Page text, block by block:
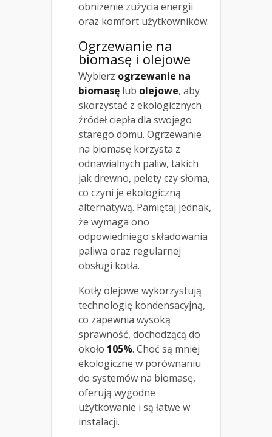
obniżenie zużycia energii
oraz komfort użytkowników.
Ogrzewanie na
biomasę i olejowe
Wybierz ogrzewanie na
biomasę lub olejowe, aby
skorzystać z ekologicznych
źródeł ciepła dla swojego
starego domu. Ogrzewanie
na biomasę korzysta z
odnawialnych paliw, takich
jak drewno, pelety czy słoma,
co czyni je ekologiczną
alternatywą. Pamiętaj jednak,
że wymaga ono
odpowiedniego składowania
paliwa oraz regularnej
obsługi kotła.
Kotły olejowe wykorzystują
technologię kondensacyjną,
co zapewnia wysoką
sprawność, dochodzącą do
około 105%. Choć są mniej
ekologiczne w porównaniu
do systemów na biomasę,
oferują wygodne
użytkowanie i są łatwe w
instalacji.